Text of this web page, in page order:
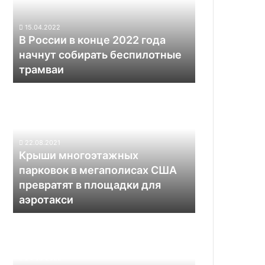
начнут
собирать
беспилотные
трамваи
15.04.2022
В России в конце 2022 года
начнут собирать беспилотные
трамваи
США
превратят
площадки
для
аэротакси
22.08.2021
Крыши многоэтажных
парковок в мегаполисах США
превратят в площадки для
аэротакси